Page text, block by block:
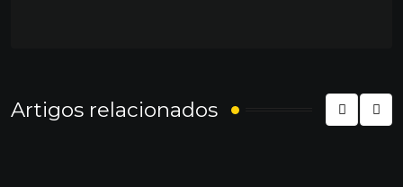
Artigos relacionados